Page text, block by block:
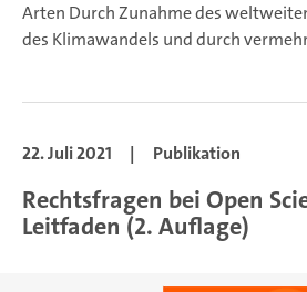
Arten Durch Zunahme des
des Klimawandels und durch
22. Juli 2021 | Publikation
Rechtsfragen bei Open
Leitfaden (2. Auflage)